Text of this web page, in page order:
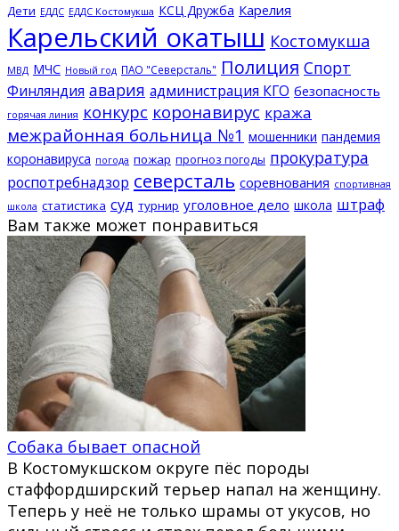
Дети ЕДДС ЕДДС Костомукша КСЦ Дружба Карелия
Карельский окатыш Костомукша
МВД МЧС Новый год ПАО "Северсталь" Полиция Спорт
Финляндия авария администрация КГО безопасность
горячая линия конкурс коронавирус кража
межрайонная больница №1 мошенники пандемия
коронавируса погода пожар прогноз погоды прокуратура
роспотребнадзор северсталь соревнования спортивная
школа статистика суд турнир уголовное дело школа штраф
Вам также может понравиться
Собака бывает опасной
В Костомукшском округе пёс породы
стаффордширский терьер напал на женщину.
Теперь у неё не только шрамы от укусов, но